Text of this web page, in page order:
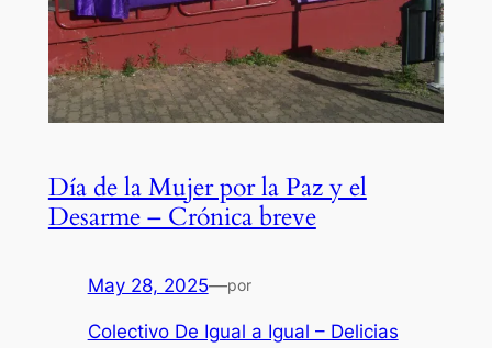
Día de la Mujer por la Paz y el
Desarme – Crónica breve
May 28, 2025—por
Colectivo De Igual a Igual – Delicias